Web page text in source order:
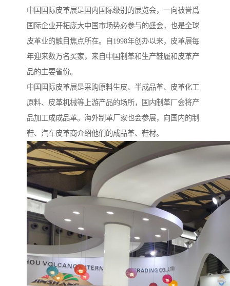
中国国际皮革展是国内国际级别的展览会，一向被誉爲
国际企业开拓庞大中国市场势必参与的盛会，也是全球
皮革业的触目焦点所在。自1998年创办以来，皮革展每
年迎来数万名买家，来自中国制革和生产鞋履和皮革产
品的主要省份。
中国国际皮革展是采购原料生皮、半成品革、皮革化工
原料、皮革机械等上游产品的场所，国内制革厂会将产
品加工成成品革。海外制革厂家也会参展，向国内的制
鞋、汽车皮革商介绍他们的成品革、鞋材。